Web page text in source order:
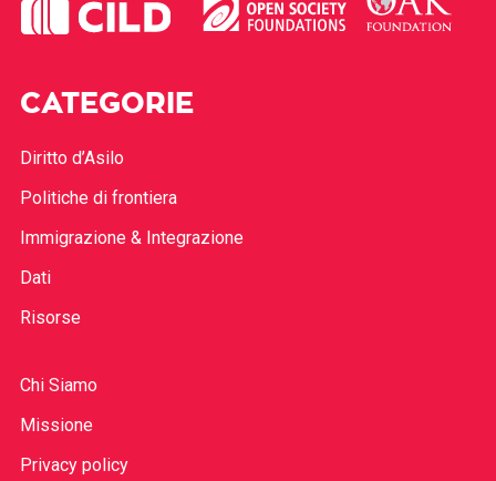
CATEGORIE
Diritto d’Asilo
Politiche di frontiera
Immigrazione & Integrazione
Dati
Risorse
Chi Siamo
Missione
Privacy policy